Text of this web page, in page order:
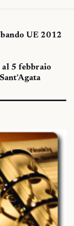
UE 2012
al 5 febbraio